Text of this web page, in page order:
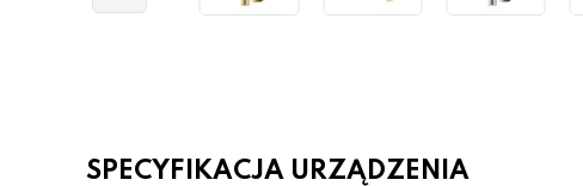
SPECYFIKACJA URZĄDZENIA